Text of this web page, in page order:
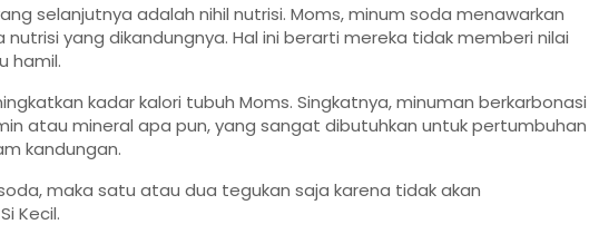
selanjutnya adalah nihil nutrisi. Moms, minum soda menawarkan
yang dikandungnya. Hal ini berarti mereka tidak memberi nilai
hamil.
kadar kalori tubuh Moms. Singkatnya, minuman berkarbonasi
atau mineral apa pun, yang sangat dibutuhkan untuk pertumbuhan
kandungan.
maka satu atau dua tegukan saja karena tidak akan
Kecil.